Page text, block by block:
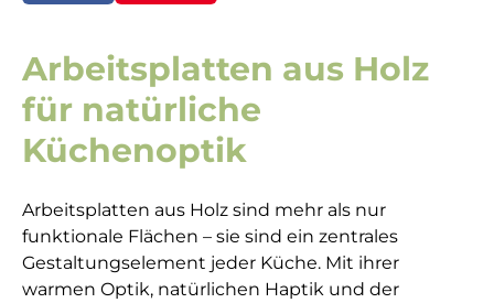
Arbeitsplatten aus Holz
für natürliche
Küchenoptik
Arbeitsplatten aus Holz sind mehr als nur
funktionale Flächen – sie sind ein zentrales
Gestaltungselement jeder Küche. Mit ihrer
warmen Optik, natürlichen Haptik und der